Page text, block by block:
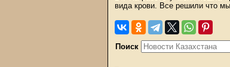
вида крови. Все решили что
Поиск